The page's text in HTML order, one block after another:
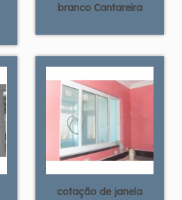
branco Cantareira
cotação de janela